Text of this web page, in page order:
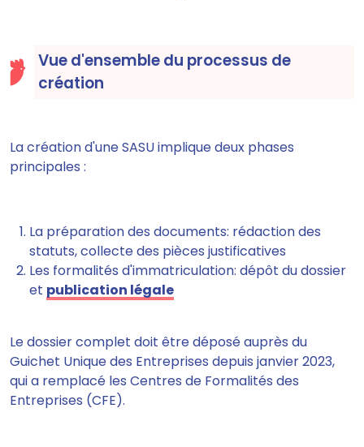
Vue d'ensemble du processus de
création
La création d'une SASU implique deux phases
principales :
La préparation des documents: rédaction des
statuts, collecte des pièces justificatives
Les formalités d'immatriculation: dépôt du dossier
et publication légale
Le dossier complet doit être déposé auprès du
Guichet Unique des Entreprises depuis janvier 2023,
qui a remplacé les Centres de Formalités des
Entreprises (CFE).